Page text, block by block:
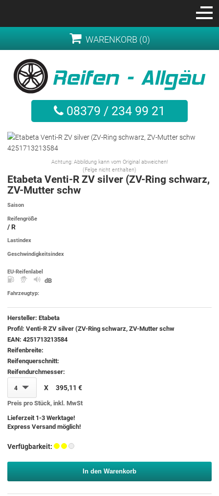
WARENKORB (0)
08379 / 234 99 21
Achtung: Abbildung kann vom Original abweichen!
(Felge nicht enthalten)
Etabeta Venti-R ZV silver (ZV-Ring schwarz,
ZV-Mutter schw
Saison
Reifengröße
/ R
Lastindex
Geschwindigkeitsindex
EU-Reifenlabel
dB
Fahrzeugtyp:
Hersteller: Etabeta
Profil: Venti-R ZV silver (ZV-Ring schwarz, ZV-Mutter schw
EAN: 4251713213584
Reifenbreite:
Reifenquerschnitt:
Reifendurchmesser:
4 X 395,11 €
Preis pro Stück, inkl. MwSt
Lieferzeit 1-3 Werktage!
Express Versand möglich!
Verfügbarkeit:
In den Warenkorb